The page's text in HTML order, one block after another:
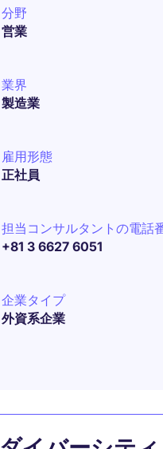
分野
営業
業界
製造業
雇用形態
正社員
担当コンサルタントの電話
+81 3 6627 6051
企業タイプ
外資系企業